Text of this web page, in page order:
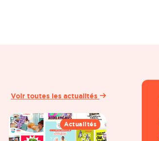
Voir toutes les actualités
Actualités